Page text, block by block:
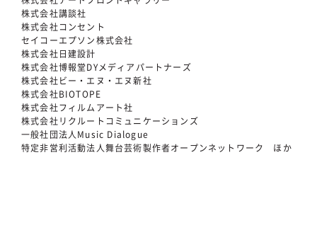
株式会社講談社
株式会社コンセント
セイコーエプソン株式会社
株式会社日建設計
株式会社博報堂DYメディアパートナーズ
株式会社ビー・エヌ・エヌ新社
株式会社BIOTOPE
株式会社フィルムアート社
株式会社リクルートコミュニケーションズ
一般社団法人Music Dialogue
特定非営利活動法人舞台芸術製作者オープンネットワーク ほか